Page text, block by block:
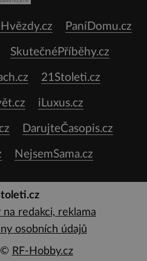
PaníDomu.cz
SkutečnéPříběhy.cz
21Stoleti.cz
iLuxus.cz
DarujteČasopis.cz
NejsemSama.cz
na redakci, reklama
osobních údajů
© RF-Hobby.cz